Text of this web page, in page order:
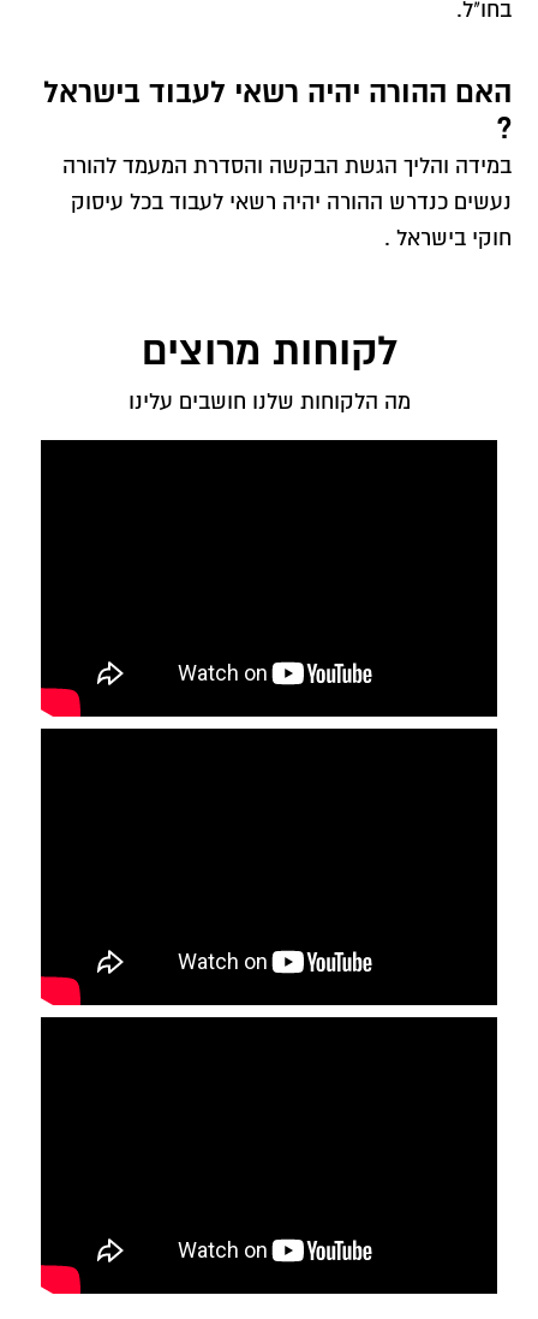
בחו"ל.
האם ההורה יהיה רשאי לעבוד בישראל
?
במידה והליך הגשת הבקשה והסדרת המעמד להורה
נעשים כנדרש ההורה יהיה רשאי לעבוד בכל עיסוק
חוקי בישראל .
לקוחות מרוצים
מה הלקוחות שלנו חושבים עלינו